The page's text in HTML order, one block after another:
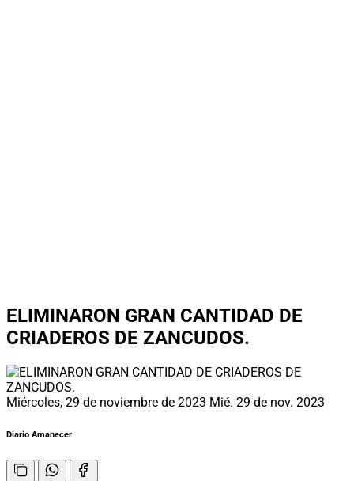
ELIMINARON GRAN CANTIDAD DE
CRIADEROS DE ZANCUDOS.
Miércoles, 29 de noviembre de 2023 Mié. 29 de nov. 2023
Diario Amanecer